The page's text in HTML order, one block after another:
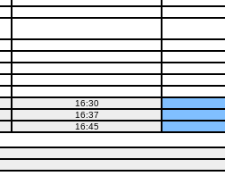
16:30
16:37
16:45